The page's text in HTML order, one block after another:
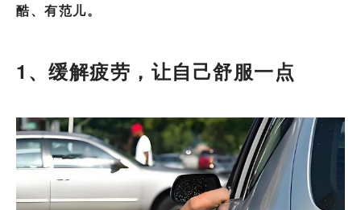
酷、有范儿。
1、缓解疲劳，让自己舒服一点